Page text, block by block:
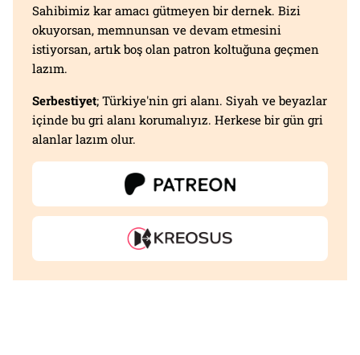
Sahibimiz kar amacı gütmeyen bir dernek. Bizi
okuyorsan, memnunsan ve devam etmesini
istiyorsan, artık boş olan patron koltuğuna geçmen
lazım.
Serbestiyet; Türkiye'nin gri alanı. Siyah ve beyazlar
içinde bu gri alanı korumalıyız. Herkese bir gün gri
alanlar lazım olur.